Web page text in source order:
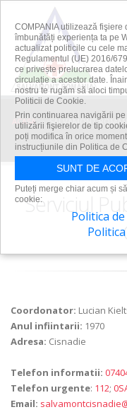
ACASA SALVAMONT
Serviciul
Coordonator: Lucian
Anul infiintarii: 1970
Adresa: Cisnadie
Telefon informatii:
Telefon urgente: 112;
Email:
COMPANIA utilizează
îmbunătăți experiența ta pe
actualizat politicile cu cele
Regulamentul (UE) 2016/
ce privește prelucrarea
circulație a acestor date.
nostru te rugăm să aloci
Politicii de Cookie.
Prin continuarea navigării
utilizării fişierelor de tip
poți modifica în orice
instrucțiunile din Politica de
SUNT DE
Puteți merge chiar acum și
cookie:
Politica